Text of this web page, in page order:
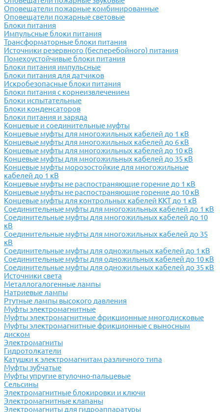
Оповещатели пожарные комбинированные
Оповещатели пожарные световые
Блоки питания
Импульсные блоки питания
Трансформаторные блоки питания
Источники резервного (бесперебойного) питания
Помехоустойчивые блоки питания
Блоки питания импульсные
Блоки питания для датчиков
Искробезопасные блоки питания
Блоки питания с корнеизвлечением
Блоки испытательные
Блоки конденсаторов
Блоки питания и заряда
Концевые и соединительные муфты
Концевые муфты для многожильных кабелей до 1 кВ
Концевые муфты для многожильных кабелей до 6 кВ
Концевые муфты для многожильных кабелей до 10 кВ
Концевые муфты для многожильных кабелей до 35 кВ
Концевые муфты морозостойкие для многожильные
кабелей до 1 кВ
Концевые муфты не распостраняющие горение до 1 кВ
Концевые муфты не распостраняющие горение до 10 кВ
Концевые муфты для контрольных кабелей ККТ до 1 кВ
Соединительные муфты для многожильных кабелей до 1 кВ
Соединительные муфты для многожильных кабелей до 10
кВ
Соединительные муфты для многожильных кабелей до 35
кВ
Соединительные муфты для одножильных кабелей до 1 кВ
Соединительные муфты для одножильных кабелей до 10 кВ
Соединительные муфты для одножильных кабелей до 35 кВ
Источники света
Металлогалогенные лампы
Натриевые лампы
Ртутные лампы высокого давления
Муфты электромагнитные
Муфты электромагнитные фрикционные многодисковые
Муфты электромагнитные фрикционные с выносным
диском
Электромагниты
Гидротолкатели
Катушки к электромагнитам различного типа
Муфты зубчатые
Муфты упругие втулочно-пальцевые
Сельсины
Электромагнитные блокировки и ключи
Электромагнитные клапаны
Электромагниты для гидроаппаратуры